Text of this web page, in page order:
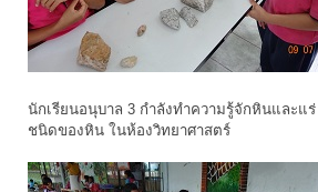
นักเรียนอนุบาล 3 กำลังทำความรู้จักหินและแร่
ชนิดของหิน ในห้องวิทยาศาสตร์